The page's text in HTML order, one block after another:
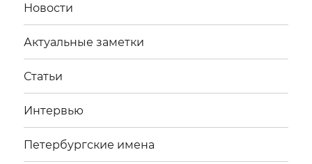
Новости
Актуальные заметки
Статьи
Интервью
Петербургские имена